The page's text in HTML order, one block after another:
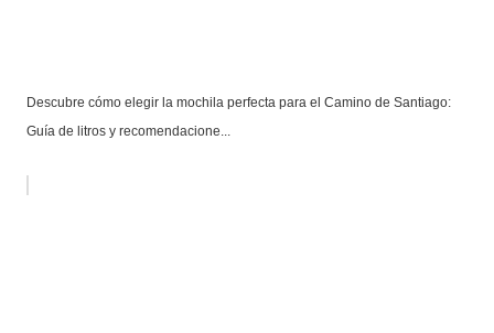
Descubre cómo elegir la mochila perfecta para el Camino de Santiago:
Guía de litros y recomendacione...